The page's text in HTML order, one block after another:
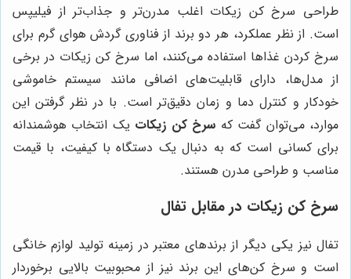
طراحی سرخ کن زیکات اغلب مدرن‌تر و جذاب‌تر از فیلیپس
است. از نظر عملکرد، هر دو برند از فناوری گردش هوای گرم برای
سرخ کردن غذاها استفاده می‌کنند، اما سرخ کن زیکات در برخی
از مدل‌ها، دارای قابلیت‌های اضافی مانند سیستم خاموشی
خودکار و کنترل دما و زمان دقیق‌تر است. با در نظر گرفتن این
موارد، می‌توان گفت که سرخ کن زیکات یک انتخاب هوشمندانه
برای کسانی است که به دنبال یک دستگاه با کیفیت، با قیمت
مناسب و طراحی مدرن هستند.
سرخ کن زیکات در مقابل تفال
تفال نیز یکی دیگر از برندهای معتبر در زمینه تولید لوازم خانگی
است و سرخ کن‌های این برند نیز از محبوبیت بالایی برخوردار